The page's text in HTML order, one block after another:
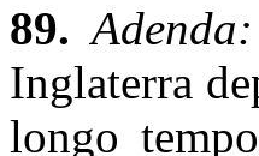
89.Adenda:
Inglaterra
longo